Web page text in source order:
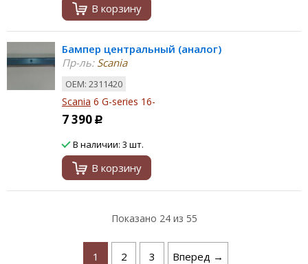
В корзину
Бампер центральный (аналог)
Пр-ль:Scania
ОЕМ: 2311420
Scania 6 G-series 16-
7 390 Р
В наличии: 3 шт.
В корзину
Показано 24из 55
1 2 3 Вперед →